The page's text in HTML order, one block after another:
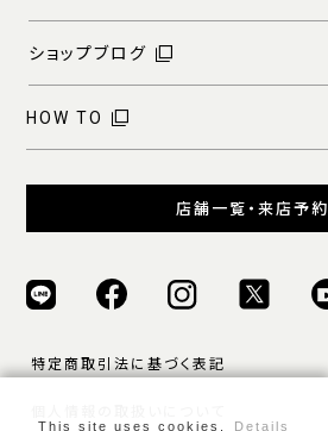
ショップブログ
HOW TO
店舗一覧・来店予約
特定商取引法に基づく表記
This site uses cookies. Details